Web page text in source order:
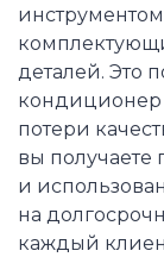
деталей. Это
кондиционер
потери
вы получаете
и
на
каждый